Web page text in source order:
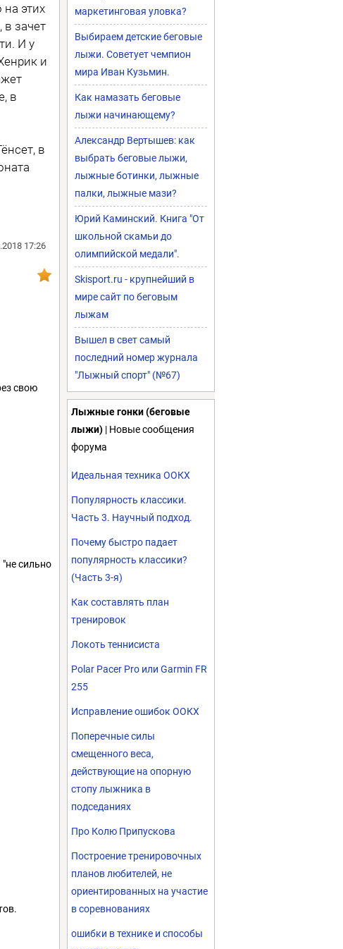
этих
зачет
И у
и
в
в
17:26
свою
сильно
маркетинговая уловка?
Выбираем детские беговые
лыжи. Советует чемпион
мира Иван Кузьмин.
Как намазать беговые
лыжи начинающему?
Александр Вертышев: как
выбрать беговые лыжи,
лыжные ботинки, лыжные
палки, лыжные мази?
Юрий Каминский. Книга "От
школьной скамьи до
олимпийской медали".
Skisport.ru - крупнейший в
мире сайт по беговым
лыжам
Вышел в свет самый
последний номер журнала
"Лыжный спорт" (№67)
Лыжные гонки (беговые
лыжи) | Новые сообщения
форума
Идеальная техника ООКХ
Популярность классики.
Часть 3. Научный подход.
Почему быстро падает
популярность классики?
(Часть 3-я)
Как составлять план
тренировок
Локоть теннисиста
Polar Pacer Pro или Garmin FR
255
Исправление ошибок ООКХ
Поперечные силы
смещенного веса,
действующие на опорную
стопу лыжника в
подседаниях
Про Колю Припускова
Построение тренировочных
планов любителей, не
ориентированных на участие
в соревнованиях
ошибки в технике и способы